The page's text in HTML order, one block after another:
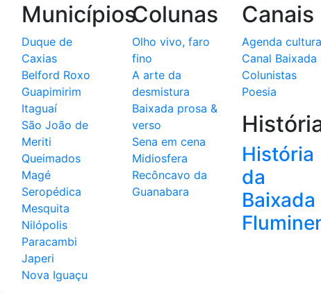
Municípios
Duque de
Caxias
Belford Roxo
Guapimirim
Itaguaí
São João de
Meriti
Queimados
Magé
Seropédica
Mesquita
Nilópolis
Paracambi
Japeri
Nova Iguaçu
Colunas
Olho vivo, faro
fino
A arte da
desmistura
Baixada prosa &
verso
Sena em cena
Midiosfera
Recôncavo da
Guanabara
Canais
Agenda
Canal Baixada
Colunistas
Poesia
História
da
Baixada